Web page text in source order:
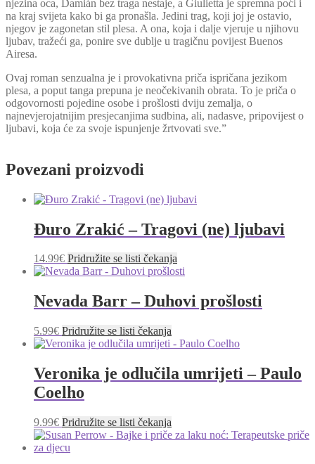
njezina oca, Damián bez traga nestaje, a Giulietta je spremna poći i
na kraj svijeta kako bi ga pronašla. Jedini trag, koji joj je ostavio,
njegov je zagonetan stil plesa. A ona, koja i dalje vjeruje u njihovu
ljubav, tražeći ga, ponire sve dublje u tragičnu povijest Buenos
Airesa.
Ovaj roman senzualna je i provokativna priča ispričana jezikom
plesa, a poput tanga prepuna je neočekivanih obrata. To je priča o
odgovornosti pojedine osobe i prošlosti dviju zemalja, o
najnevjerojatnijim presjecanjima sudbina, ali, nadasve, pripovijest o
ljubavi, koja će za svoje ispunjenje žrtvovati sve.”
Povezani proizvodi
Đuro Zrakić – Tragovi (ne) ljubavi
14.99€ Pridružite se listi čekanja
Nevada Barr – Duhovi prošlosti
5.99€ Pridružite se listi čekanja
Veronika je odlučila umrijeti – Paulo
Coelho
9.99€ Pridružite se listi čekanja